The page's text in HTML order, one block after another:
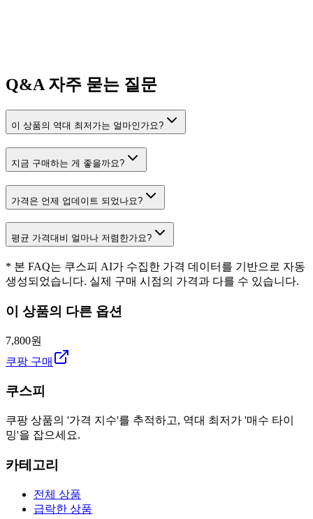
Q&A자주 묻는 질문
이 상품의 역대 최저가는 얼마인가요?
지금 구매하는 게 좋을까요?
가격은 언제 업데이트 되었나요?
평균 가격대비 얼마나 저렴한가요?
* 본 FAQ는 쿠스피 AI가 수집한 가격 데이터를 기반으로 자동
생성되었습니다. 실제 구매 시점의 가격과 다를 수 있습니다.
이 상품의 다른 옵션
7,800원
쿠팡 구매
쿠스피
쿠팡 상품의 '가격 지수'를 추적하고, 역대 최저가 '매수 타이
밍'을 잡으세요.
카테고리
전체 상품
급락한 상품